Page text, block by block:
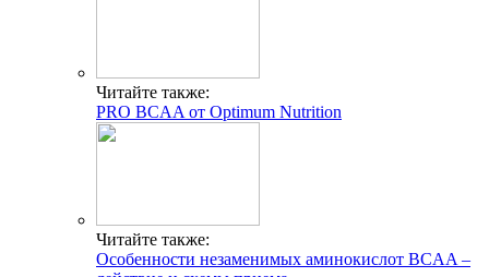
Читайте также:
PRO BCAA от Optimum Nutrition
Читайте также:
Особенности незаменимых аминокислот BCAA –